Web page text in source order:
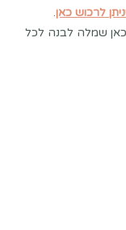
לרכוש כאן.
שמלה לבנה לכל